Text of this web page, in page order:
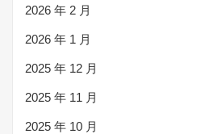
2026 年 2 月
2026 年 1 月
2025 年 12 月
2025 年 11 月
2025 年 10 月